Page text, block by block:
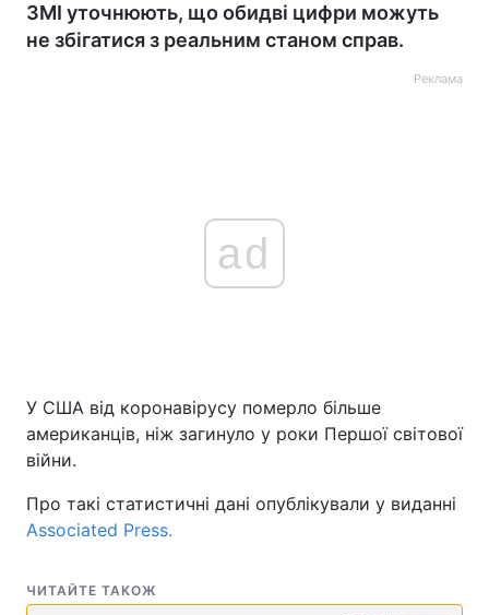
Головна
Україна Політика
Спорт Наука
ЗМІ уточнюють, що обидві цифри можуть
не збігатися з реальним станом справ.
Реклама
ad
У США від коронавірусу померло більше
американців, ніж загинуло у роки Першої світової
війни.
Про такі статистичні дані опублікували у виданні
Associated Press.
ЧИТАЙТЕ ТАКОЖ